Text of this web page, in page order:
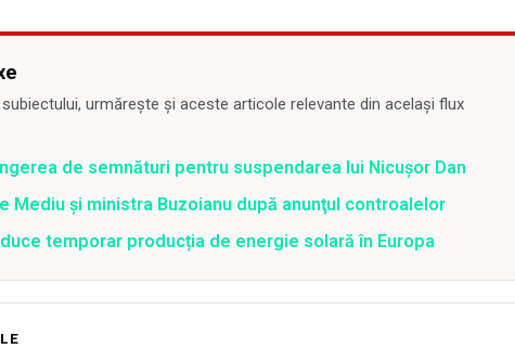
urmărește și aceste articole relevante din același flux
de semnături pentru suspendarea lui Nicușor Dan
Mediu şi ministra Buzoianu după anunţul controalelor
temporar producția de energie solară în Europa